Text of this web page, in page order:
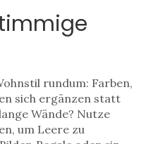
rundum: Farben,
sich ergänzen statt
Wände? Nutze
um Leere zu